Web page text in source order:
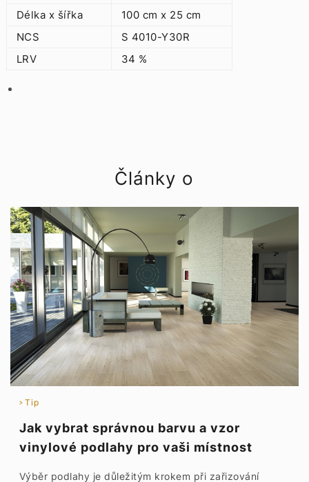
Délka x šířka
100 cm x 25 cm
NCS
S 4010-Y30R
LRV
34 %
Články o
Tip
Jak vybrat správnou barvu a vzor
vinylové podlahy pro vaši místnost
Výběr podlahy je důležitým krokem při zařizování